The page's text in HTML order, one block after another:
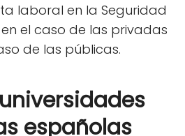
laboral en la Seguridad
en el caso de las privadas
de las públicas.
españolas